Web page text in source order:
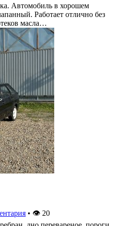
Автомобиль в хорошем
Работает отлично без
масла…
• 👁 20